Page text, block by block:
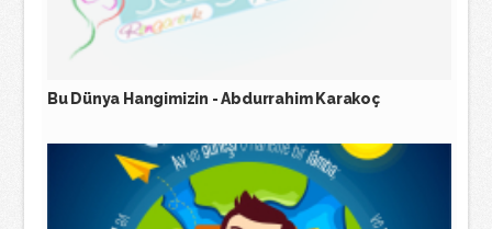
Bu Dünya Hangimizin - Abdurrahim Karakoç